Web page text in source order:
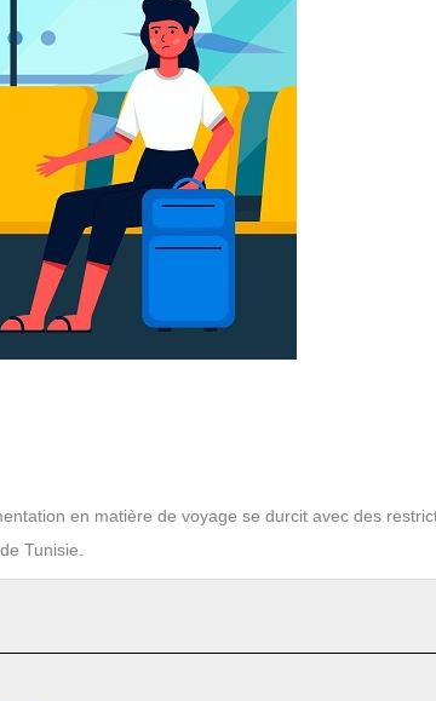
en matière de voyage se durcit avec des
Tunisie.